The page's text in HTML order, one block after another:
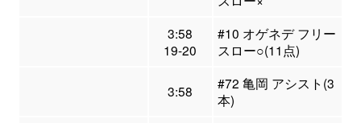
3:58
19-20
#10 オゲネデ フリー
スロー○(11点)
3:58
#72 亀岡 アシスト(3
本)